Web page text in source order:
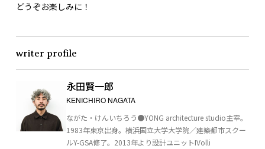
どうぞお楽しみに！
writer profile
永田賢一郎
KENICHIRO NAGATA
ながた・けんいちろう●YONG architecture studio主宰。
1983年東京出身。横浜国立大学大学院／建築都市スクー
ルY-GSA修了。2013年より設計ユニットIVolli